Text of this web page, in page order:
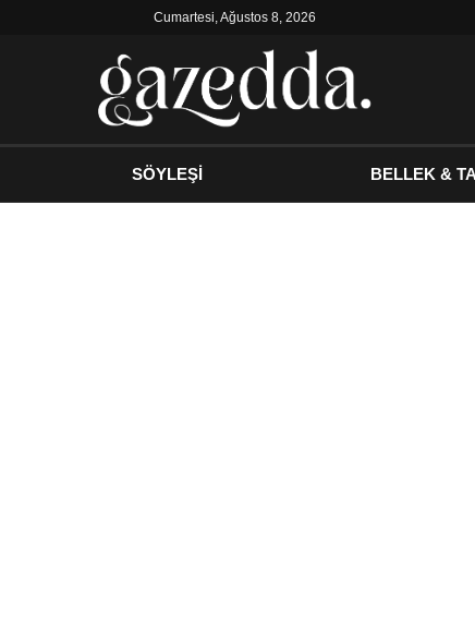
Cumartesi, Ağustos 8, 2026
SÖYLEŞİ BELLEK &